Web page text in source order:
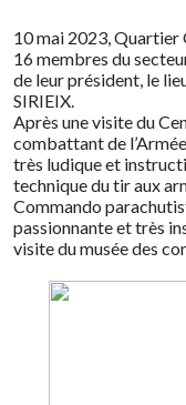
10 mai 2023, Quartier
16 membres du
de leur président, le
SIRIEIX.
Après une visite du
combattant de
très ludique et
technique du tir aux
Commando
passionnante et très
visite du musée des